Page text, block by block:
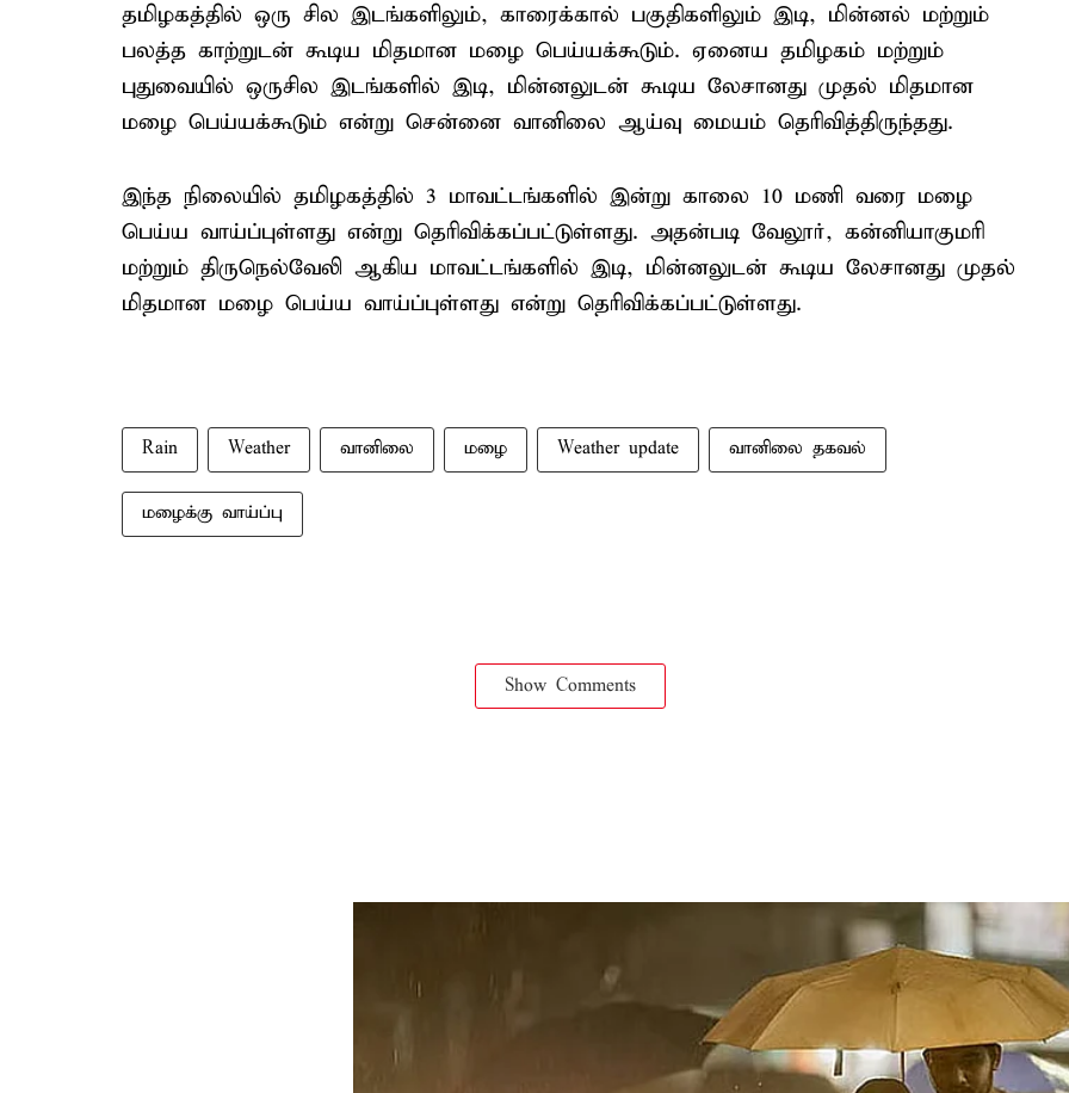
தமிழகத்தில் ஒரு சில இடங்களிலும், காரைக்கால் பகுதிகளிலும் இடி, மின்னல் மற்றும்
பலத்த காற்றுடன் கூடிய மிதமான மழை பெய்யக்கூடும். ஏனைய தமிழகம் மற்றும்
புதுவையில் ஒருசில இடங்களில் இடி, மின்னலுடன் கூடிய லேசானது முதல் மிதமான
மழை பெய்யக்கூடும் என்று சென்னை வானிலை ஆய்வு மையம் தெரிவித்திருந்தது.
இந்த நிலையில் தமிழகத்தில் 3 மாவட்டங்களில் இன்று காலை 10 மணி வரை மழை
பெய்ய வாய்ப்புள்ளது என்று தெரிவிக்கப்பட்டுள்ளது. அதன்படி வேலூர், கன்னியாகுமரி
மற்றும் திருநெல்வேலி ஆகிய மாவட்டங்களில் இடி, மின்னலுடன் கூடிய லேசானது முதல்
மிதமான மழை பெய்ய வாய்ப்புள்ளது என்று தெரிவிக்கப்பட்டுள்ளது.
Rain Weather வானிலை மழை Weather update வானிலை தகவல்
மழைக்கு வாய்ப்பு
Show Comments